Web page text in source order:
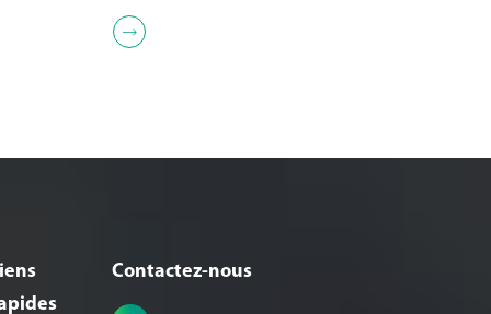
lanthanides, le scandium (Sc), l'yttrium (Y),
et ot...

Contactez-nous